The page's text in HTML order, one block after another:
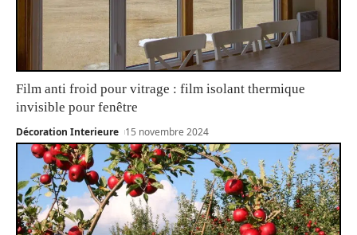
Film anti froid pour vitrage : film isolant thermique
invisible pour fenêtre
Décoration Interieure 15 novembre 2024